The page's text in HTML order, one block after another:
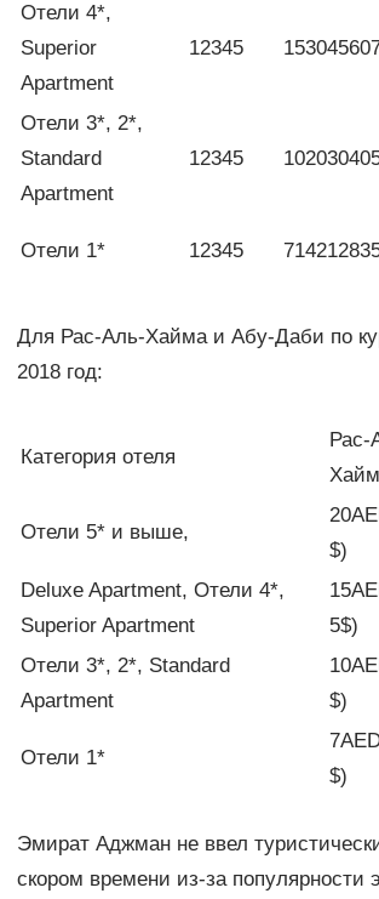
Отели 4*,
Superior
Apartment
12345
Отели 3*, 2*,
Standard
Apartment
12345
Отели 1* 12345
Для Рас-Аль-Хайма и Абу-Даби по
2018 год:
Категория отеля
Рас-
Отели 5* и выше,
$)
Deluxe Apartment, Отели 4*,
Superior Apartment
5$)
Отели 3*, 2*, Standard
Apartment
$)
Отели 1*
$)
Эмират Аджман не ввел
скором времени из-за популярности